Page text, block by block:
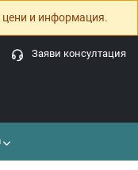
цени и информация.
Заяви консултация